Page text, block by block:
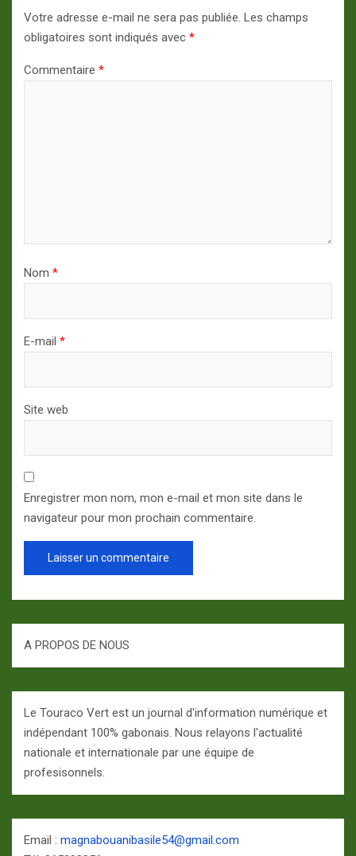
Votre adresse e-mail ne sera pas publiée. Les champs
obligatoires sont indiqués avec *
Commentaire *
Nom *
E-mail *
Site web
Enregistrer mon nom, mon e-mail et mon site dans le
navigateur pour mon prochain commentaire.
A PROPOS DE NOUS
Le Touraco Vert est un journal d'information numérique et
indépendant 100% gabonais. Nous relayons l'actualité
nationale et internationale par une équipe de
profesisonnels.
Email : magnabouanibasile54@gmail.com